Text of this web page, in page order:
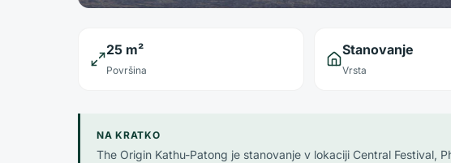
25 m²
Površina
Stanovanje
Vrsta
NA KRATKO
The Origin Kathu-Patong je stanovanje v lokaciji Central Festival,